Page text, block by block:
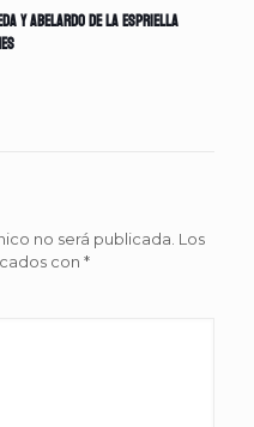
y Abelardo de la Espriella
no será publicada. Los
con *